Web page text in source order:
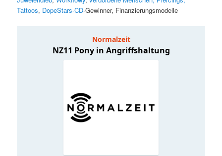
Tattoos, DopeStars-CD-Gewinner, Finanzierungsmodelle